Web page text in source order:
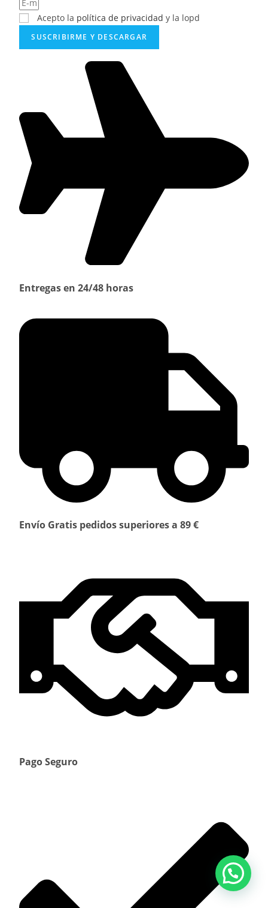
Acepto la política de privacidad y la lopd
SUSCRIBIRME Y DESCARGAR
Entregas en 24/48 horas
Envío Gratis pedidos superiores a 89 €
Pago Seguro